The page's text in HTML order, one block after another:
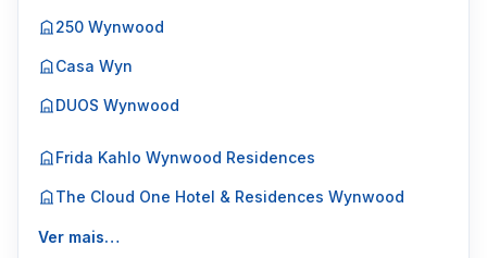
250 Wynwood
Casa Wyn
DUOS Wynwood
Frida Kahlo Wynwood Residences
The Cloud One Hotel & Residences Wynwood
Ver mais…